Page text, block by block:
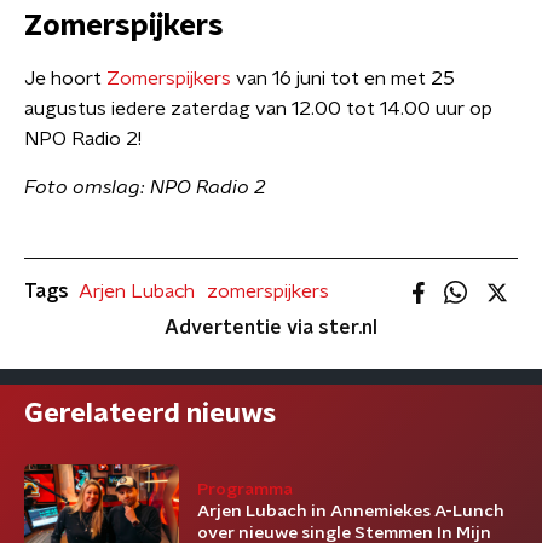
Zomerspijkers
Je hoort Zomerspijkers van 16 juni tot en met 25
augustus iedere zaterdag van 12.00 tot 14.00 uur op
NPO Radio 2!
Foto omslag: NPO Radio 2
Tags Arjen Lubach
zomerspijkers
Advertentie via ster.nl
Gerelateerd nieuws
Programma
Arjen Lubach in Annemiekes A-Lunch
over nieuwe single Stemmen In Mijn